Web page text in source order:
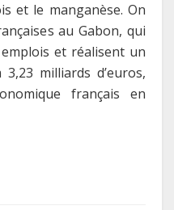
et le manganèse. On
au Gabon, qui
et réalisent un
milliards d’euros,
français en